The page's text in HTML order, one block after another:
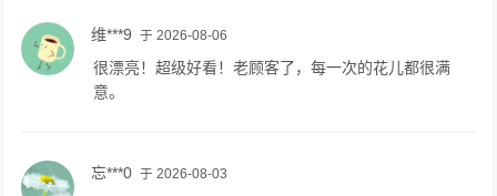
维***9 于 2026-08-06
很漂亮！超级好看！老顾客了，每一次的花儿都很满
意。
忘***0 于 2026-08-03